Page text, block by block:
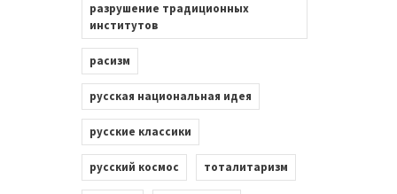
разрушение традиционных
институтов
расизм
русская национальная идея
русские классики
русский космос тоталитаризм